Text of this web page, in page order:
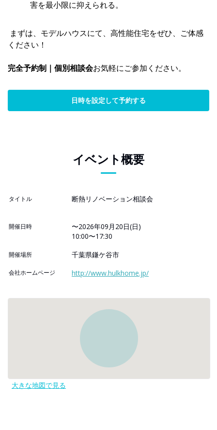
害を最小限に抑えられる。
まずは、モデルハウスにて、高性能住宅をぜひ、ご体感
ください！
完全予約制｜個別相談会お気軽にご参加ください。
日時を設定して予約する
イベント概要
タイトル 断熱リノベーション相談会
開催日時
〜2026年09月20日(日)
10:00〜17:30
開催場所 千葉県鎌ケ谷市
会社ホームページ http://www.hulkhome.jp/
大きな地図で見る